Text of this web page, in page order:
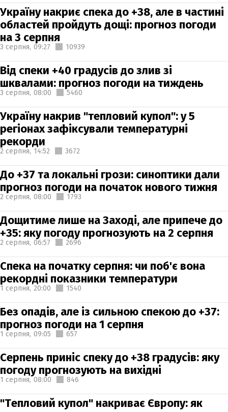
Україну накриє спека до +38, але в частині
областей пройдуть дощі: прогноз погоди
на 3 серпня
3 серпня, 09:27 10939
Від спеки +40 градусів до злив зі
шквалами: прогноз погоди на тиждень
3 серпня, 08:00 5460
Україну накрив "тепловий купол": у 5
регіонах зафіксували температурні
рекорди
2 серпня, 14:52 3672
До +37 та локальні грози: синоптики дали
прогноз погоди на початок нового тижня
2 серпня, 08:00 1793
Дощитиме лише на Заході, але припече до
+35: яку погоду прогнозують на 2 серпня
2 серпня, 06:57 2696
Спека на початку серпня: чи поб'є вона
рекордні показники температури
1 серпня, 20:00 1540
Без опадів, але із сильною спекою до +37:
прогноз погоди на 1 серпня
1 серпня, 09:05 657
Серпень приніс спеку до +38 градусів: яку
погоду прогнозують на вихідні
1 серпня, 08:00 846
"Тепловий купол" накриває Європу: як